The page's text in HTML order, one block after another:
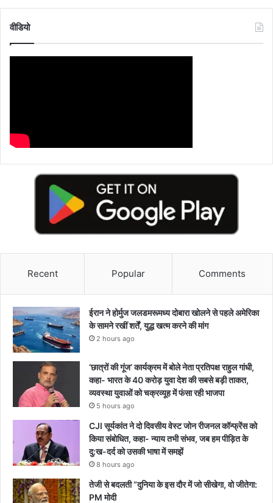
वीडियो
Recent Popular Comments
ईरान ने होर्मुज जलडमरूमध्य दोबारा खोलने से पहले अमेरिका
के सामने रखीं शर्तें, युद्ध खत्म करने की मांग
2 hours ago
‘छात्रों की गूंज’ कार्यक्रम में बोले नेता प्रतिपक्ष राहुल गांधी,
कहा- भारत के 40 करोड़ युवा देश की सबसे बड़ी ताकत,
व्यवस्था युवाओं को चक्रव्यूह में फंसा रही भाजपा
5 hours ago
CJI सूर्यकांत ने दो दिवसीय वेस्ट जोन रीजनल कॉन्फ्रेंस को
किया संबोधित, कहा- न्याय तभी संभव, जब हम पीड़ित के
दु:ख-दर्द को उसकी भाषा में समझें
8 hours ago
तेजी से बदलती “दुनिया के इस दौर में जो सीखेगा, वो जीतेगा:
PM मोदी